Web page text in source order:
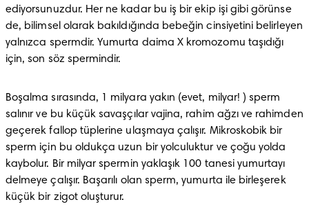
ediyorsunuzdur. Her ne kadar bu iş bir ekip işi gibi görünse
de, bilimsel olarak bakıldığında bebeğin cinsiyetini belirleyen
yalnızca spermdir. Yumurta daima X kromozomu taşıdığı
için, son söz spermindir.
Boşalma sırasında, 1 milyara yakın (evet, milyar! ) sperm
salınır ve bu küçük savaşçılar vajina, rahim ağzı ve rahimden
geçerek fallop tüplerine ulaşmaya çalışır. Mikroskobik bir
sperm için bu oldukça uzun bir yolculuktur ve çoğu yolda
kaybolur. Bir milyar spermin yaklaşık 100 tanesi yumurtayı
delmeye çalışır. Başarılı olan sperm, yumurta ile birleşerek
küçük bir zigot oluşturur.